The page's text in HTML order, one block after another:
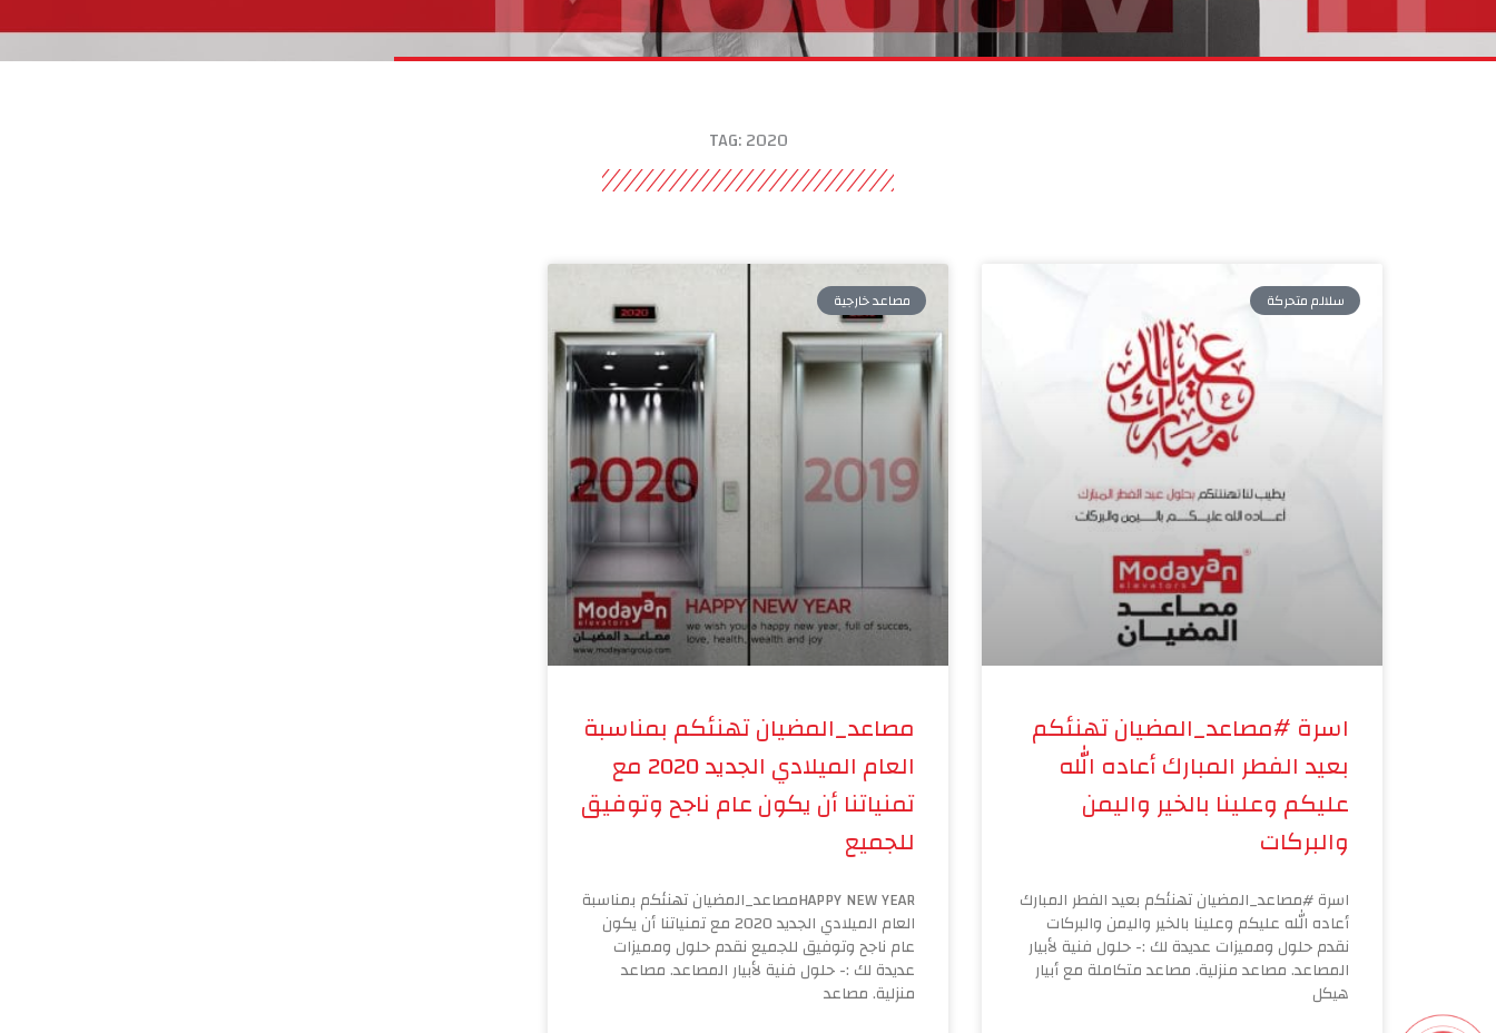
TAG: 2020
سلالم متحركة
اسرة #مصاعد_المضيان تهنئكم
بعيد الفطر المبارك أعاده الله
عليكم وعلينا بالخير واليمن
والبركات
اسرة #مصاعد_المضيان تهنئكم بعيد الفطر المبارك
أعاده الله عليكم وعلينا بالخير واليمن والبركات
نقدم حلول ومميزات عديدة لك :- حلول فنية لأبيار
المصاعد. مصاعد منزلية. مصاعد متكاملة مع أبيار
هيكل
مصاعد خارجية
مصاعد_المضيان تهنئكم بمناسبة
العام الميلادي الجديد 2020 مع
تمنياتنا أن يكون عام ناجح وتوفيق
للجميع
HAPPY NEW YEARمصاعد_المضيان تهنئكم بمناسبة
العام الميلادي الجديد 2020 مع تمنياتنا أن يكون
عام ناجح وتوفيق للجميع نقدم حلول ومميزات
عديدة لك :- حلول فنية لأبيار المصاعد. مصاعد
منزلية. مصاعد